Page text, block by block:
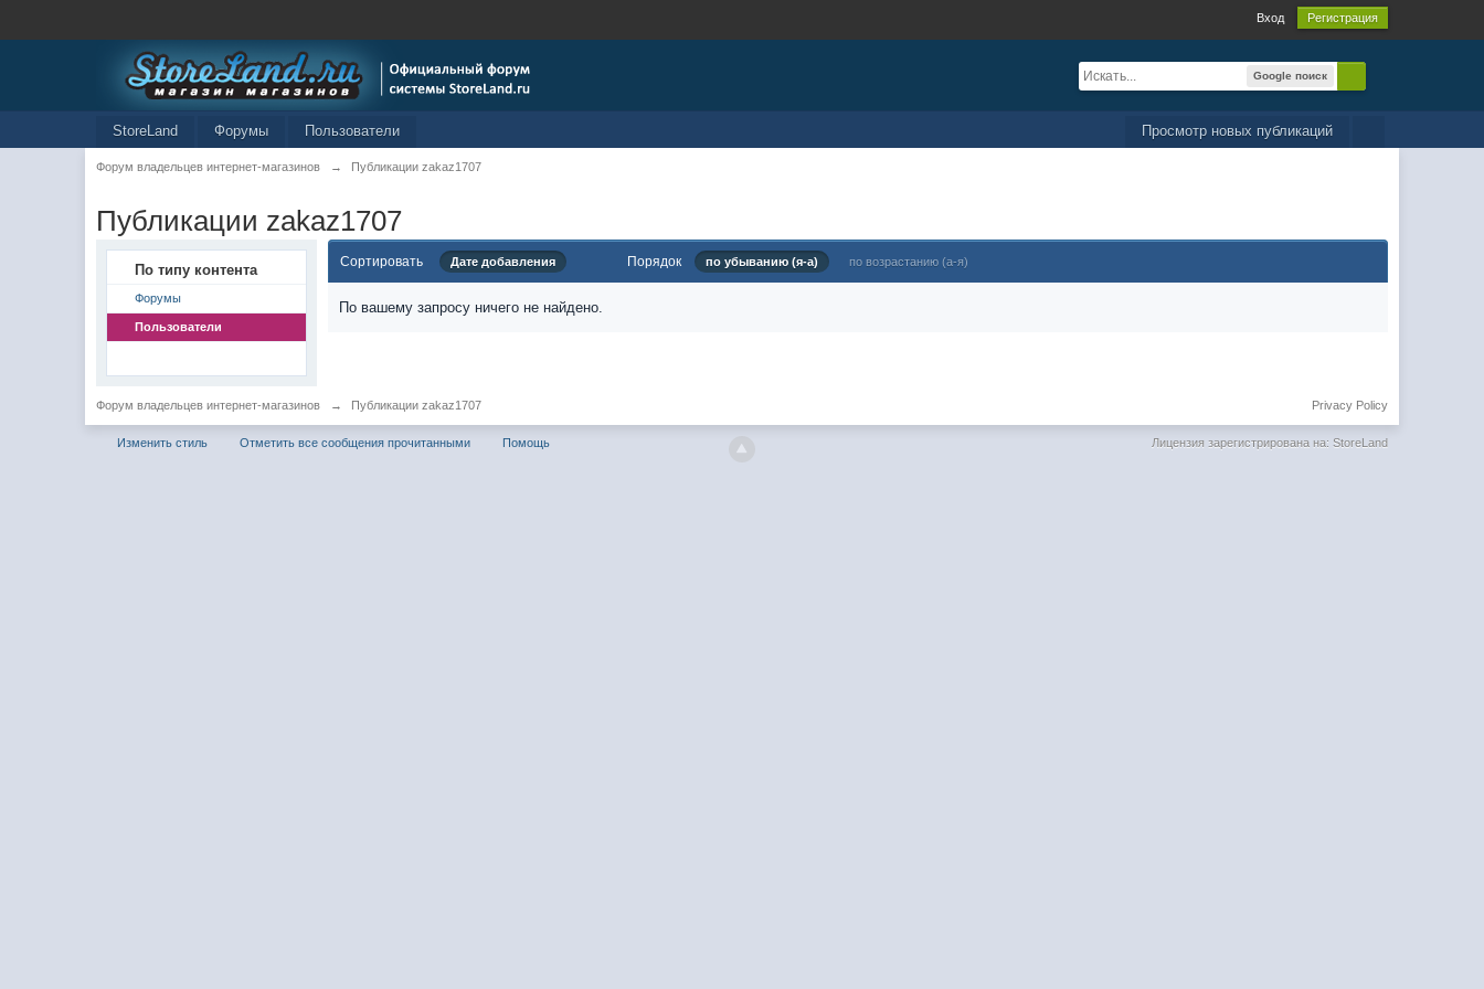
Вход Регистрация
Google поиск
Просмотр новых публикаций
StoreLand Форумы Пользователи
Форум владельцев интернет-магазинов → Публикации zakaz1707
Публикации zakaz1707
По типу контента
Форумы
Пользователи
Сортировать Дате добавления Порядок по убыванию (я-а) по возрастанию (а-я)
По вашему запросу ничего не найдено.
Форум владельцев интернет-магазинов → Публикации zakaz1707 Privacy Policy
Изменить стиль Отметить все сообщения прочитанными Помощь Лицензия зарегистрирована на: StoreLand